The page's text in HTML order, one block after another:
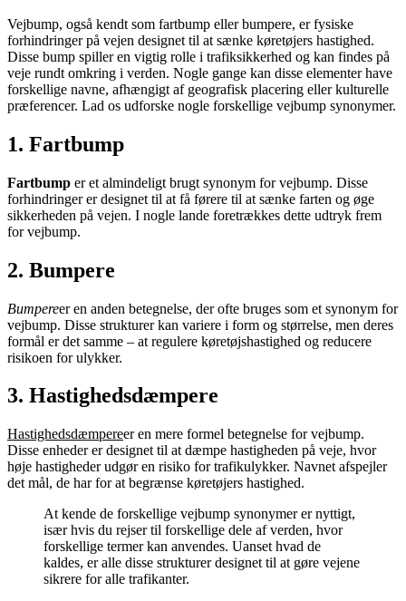
Vejbump, også kendt som fartbump eller bumpere, er fysiske
forhindringer på vejen designet til at sænke køretøjers hastighed.
Disse bump spiller en vigtig rolle i trafiksikkerhed og kan findes på
veje rundt omkring i verden. Nogle gange kan disse elementer have
forskellige navne, afhængigt af geografisk placering eller kulturelle
præferencer. Lad os udforske nogle forskellige vejbump synonymer.
1. Fartbump
Fartbump er et almindeligt brugt synonym for vejbump. Disse
forhindringer er designet til at få førere til at sænke farten og øge
sikkerheden på vejen. I nogle lande foretrækkes dette udtryk frem
for vejbump.
2. Bumpere
Bumpereer en anden betegnelse, der ofte bruges som et synonym for
vejbump. Disse strukturer kan variere i form og størrelse, men deres
formål er det samme – at regulere køretøjshastighed og reducere
risikoen for ulykker.
3. Hastighedsdæmpere
Hastighedsdæmpereer en mere formel betegnelse for vejbump.
Disse enheder er designet til at dæmpe hastigheden på veje, hvor
høje hastigheder udgør en risiko for trafikulykker. Navnet afspejler
det mål, de har for at begrænse køretøjers hastighed.
At kende de forskellige vejbump synonymer er nyttigt,
især hvis du rejser til forskellige dele af verden, hvor
forskellige termer kan anvendes. Uanset hvad de
kaldes, er alle disse strukturer designet til at gøre vejene
sikrere for alle trafikanter.